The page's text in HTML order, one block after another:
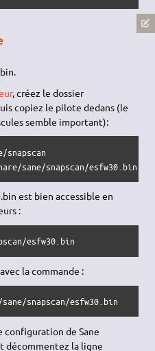
, créez le dossier
copiez le pilote dedans (le
semble important):
sane/snapscan/esfw30.bin
est bien accessible en
:
esfw30.bin
la commande :
snapscan/esfw30.bin
de Sane
décommentez la ligne